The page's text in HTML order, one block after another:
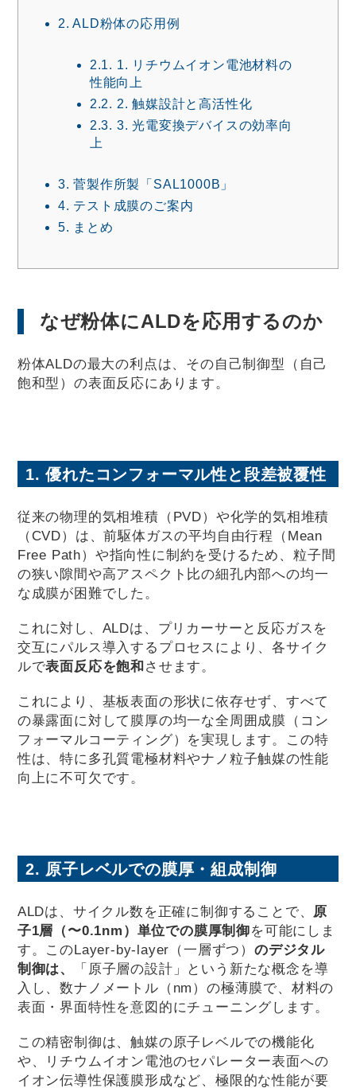
2. ALD粉体の応用例
2.1. 1. リチウムイオン電池材料の
性能向上
2.2. 2. 触媒設計と高活性化
2.3. 3. 光電変換デバイスの効率向
上
3. 菅製作所製「SAL1000B」
4. テスト成膜のご案内
5. まとめ
なぜ粉体にALDを応用するのか
粉体ALDの最大の利点は、その自己制御型（自己
飽和型）の表面反応にあります。
1. 優れたコンフォーマル性と段差被覆性
従来の物理的気相堆積（PVD）や化学的気相堆積
（CVD）は、前駆体ガスの平均自由行程（Mean
Free Path）や指向性に制約を受けるため、粒子間
の狭い隙間や高アスペクト比の細孔内部への均一
な成膜が困難でした。
これに対し、ALDは、プリカーサーと反応ガスを
交互にパルス導入するプロセスにより、各サイク
ルで表面反応を飽和させます。
これにより、基板表面の形状に依存せず、すべて
の暴露面に対して膜厚の均一な全周囲成膜（コン
フォーマルコーティング）を実現します。この特
性は、特に多孔質電極材料やナノ粒子触媒の性能
向上に不可欠です。
2. 原子レベルでの膜厚・組成制御
ALDは、サイクル数を正確に制御することで、 原
子1層（〜0.1nm）単位での膜厚制御を可能にしま
す。このLayer-by-layer（一層ずつ）のデジタル
制御は、
「原子層の設計」という新たな概念を導
入し、数ナノメートル（nm）の極薄膜で、材料の
表面・界面特性を意図的にチューニングします。
この精密制御は、触媒の原子レベルでの機能化
や、リチウムイオン電池のセパレーター表面への
イオン伝導性保護膜形成など、極限的な性能が要